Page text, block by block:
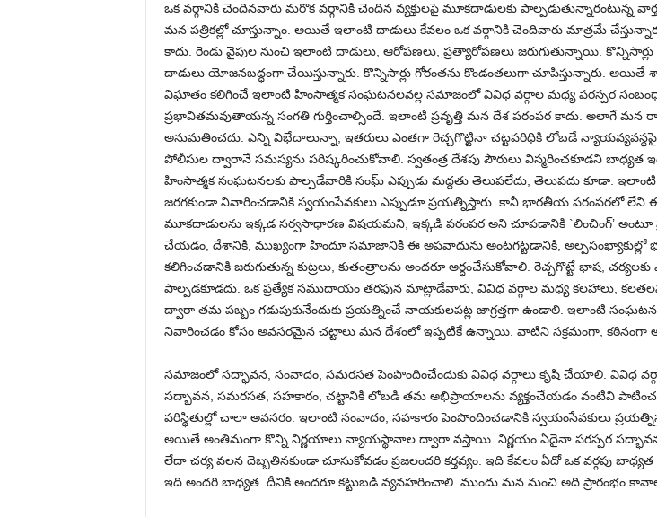
ఒక వర్గానికి చెందినవారు మరొక వర్గానికి చెందిన వ్యక్తులపై మూకదాడులకు పాల్పడుతున్నారంటున్న
మన పత్రికల్లో చూస్తున్నాం. అయితే ఇలాంటి దాడులు కేవలం ఒక వర్గానికి చెందివారు మాత్రమే
కాదు. రెండు వైపుల నుంచి ఇలాంటి దాడులు, ఆరోపణలు, ప్రత్యారోపణలు జరుగుతున్నాయి.
దాడులు యోజనబద్ధంగా చేయిస్తున్నారు. కొన్నిసార్లు గోరంతను కొండంతలుగా చూపిస్తున్నారు. అయితే
విఘాతం కలిగించే ఇలాంటి హింసాత్మక సంఘటనలవల్ల సమాజంలో వివిధ వర్గాల మధ్య పరస్పర
ప్రభావితమవుతాయన్న సంగతి గుర్తించాల్సిందే. ఇలాంటి ప్రవృత్తి మన దేశ పరంపర కాదు. అలాగే మన
అనుమతించదు. ఎన్ని విభేదాలున్నా, ఇతరులు ఎంతగా రెచ్చగొట్టినా చట్టపరిధికి లోబడే
పోలీసుల ద్వారానే సమస్యను పరిష్కరించుకోవాలి. స్వతంత్ర దేశపు పౌరులు విస్మరించకూడని బాధ్యత
హింసాత్మక సంఘటనలకు పాల్పడేవారికి సంఘ్ ఎప్పుడు మద్దతు తెలుపలేదు, తెలుపదు కూడా.
జరగకుండా నివారించడానికి స్వయంసేవకులు ఎప్పుడూ ప్రయత్నిస్తారు. కానీ భారతీయ పరంపరలో లేని
మూకదాడులను ఇక్కడ సర్వసాధారణ విషయమని, ఇక్కడి పరంపర అని చూపడానికి `లించింగ్’ అంటూ
చేయడం, దేశానికి, ముఖ్యంగా హిందూ సమాజానికి ఈ అపవాదును అంటగట్టడానికి, అల్పసంఖ్యాకుల్లో
కలిగించడానికి జరుగుతున్న కుట్రలు, కుతంత్రాలను అందరూ అర్ధంచేసుకోవాలి. రెచ్చగొట్టే భాష, చర్యలకు
పాల్పడకూడదు. ఒక ప్రత్యేక సముదాయం తరఫున మాట్లాడేవారు, వివిధ వర్గాల మధ్య కలహాలు,
ద్వారా తమ పబ్బం గడుపుకునేందుకు ప్రయత్నించే నాయకులపట్ల జాగ్రత్తగా ఉండాలి. ఇలాంటి
నివారించడం కోసం అవసరమైన చట్టాలు మన దేశంలో ఇప్పటికే ఉన్నాయి. వాటిని సక్రమంగా,
సమాజంలో సద్భావన, సంవాదం, సమరసత పెంపొందించేందుకు వివిధ వర్గాలు కృషి చేయాలి. వివిధ
సద్భావన, సమరసత, సహకారం, చట్టానికి లోబడి తమ అభిప్రాయాలను వ్యక్తంచేయడం వంటివి
పరిస్థితుల్లో చాలా అవసరం. ఇలాంటి సంవాదం, సహకారం పెంపొందించడానికి స్వయంసేవకులు
అయితే అంతిమంగా కొన్ని నిర్ణయాలు న్యాయస్థానాల ద్వారా వస్తాయి. నిర్ణయం ఏదైనా పరస్పర
లేదా చర్య వలన దెబ్బతినకుండా చూసుకోవడం ప్రజలందరి కర్తవ్యం. ఇది కేవలం ఏదో ఒక వర్గపు
ఇది అందరి బాధ్యత. దీనికి అందరూ కట్టుబడి వ్యవహరించాలి. ముందు మన నుంచి అది ప్రారంభం